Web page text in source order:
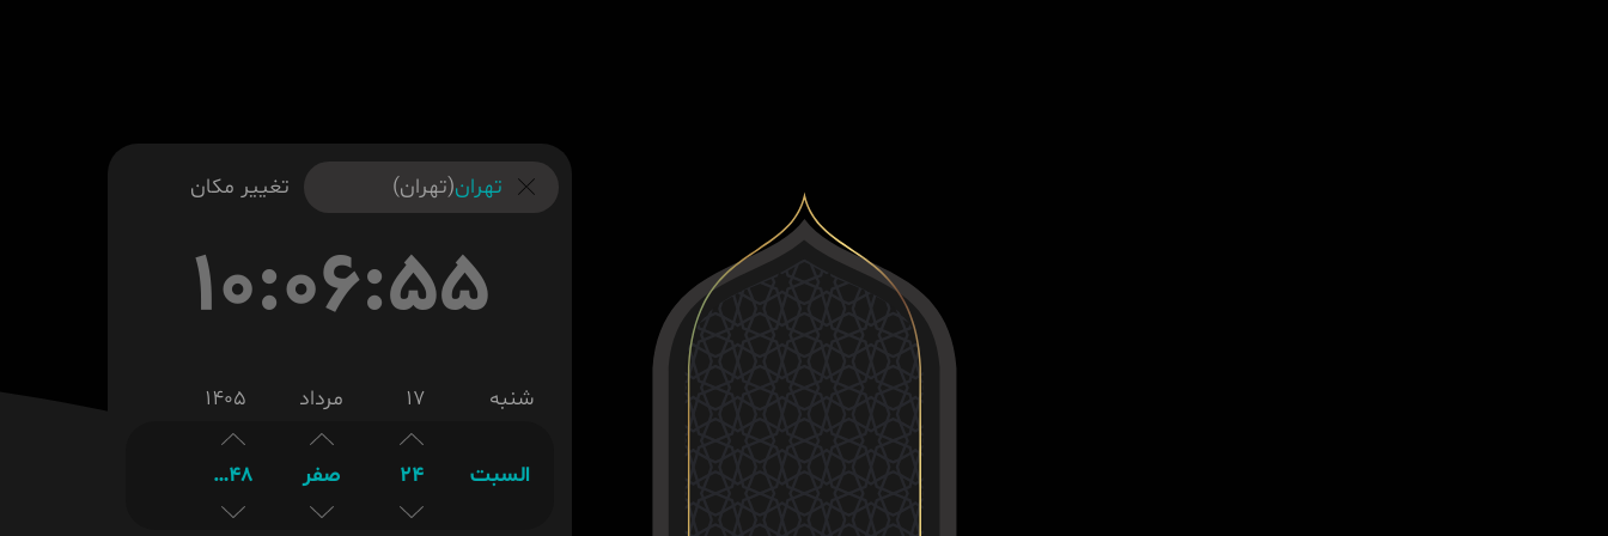
تهران(تهران) تغییر مکان
10:06:55
شنبه 17 مرداد 1405
السبت 24 صفر 1448